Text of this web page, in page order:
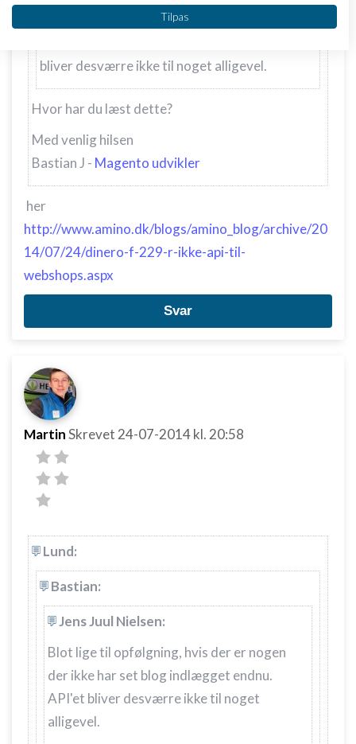
Blot lige til opfølgning, hvis der er nogen der
bliver desværre ikke til noget alligevel.
Hvor har du læst dette?
Med venlig hilsen
Bastian J - Magento udvikler
her
http://www.amino.dk/blogs/amino_blog/archive/20
14/07/24/dinero-f-229-r-ikke-api-til-
webshops.aspx
Svar
MartinSkrevet 24-07-2014kl. 20:58
Lund:
Bastian:
Jens Juul Nielsen:
Blot lige til opfølgning, hvis der er nogen
der ikke har set blog indlægget endnu.
API'et bliver desværre ikke til noget
alligevel.
Vi bruger dine data til følgende formål:
IAB's behandlingsformål:
Opbevare og/eller tilgå oplysninger på en
enhed
Bruge begrænsede oplysninger til at vælge
annoncering
Oprette profiler til tilpasset annoncering
Bruge profiler til at vælge tilpasset
annoncering
Oprette profiler for at tilpasse indhold
Bruge profiler til at vælge tilpasset indhold
Måle annonceringseffektivitet
kombinationer af oplysninger fra forskellige
kilder
Udvikle og forbedre tjenester
indhold
IAB Special Features:
Bruge præcise geografiske
Identificere enheder baseret på aktivt
anmodede oplysninger
Ikke-IAB-behandlingsformål:
Nødvendig
Ydeevne
Funktionel
Annoncering / marketing
Tilpas